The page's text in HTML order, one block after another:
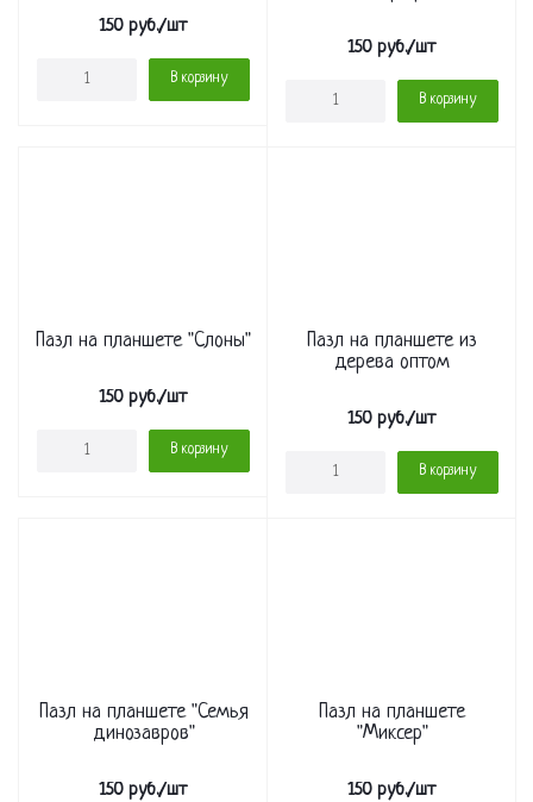
150 руб./шт
В корзину
150 руб./шт
В корзину
Пазл на планшете "Слоны"
150 руб./шт
В корзину
Пазл на планшете из
дерева оптом
150 руб./шт
В корзину
Пазл на планшете "Семья
динозавров"
150 руб./шт
Пазл на планшете
"Миксер"
150 руб./шт